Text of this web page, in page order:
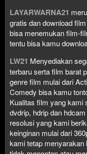
LAYARWARNA21
gratis dan download
bisa menemukan film-
tentu bisa kamu
LW21 Menyediakan
terbaru serta film barat
genre film mulai dari
Comedy bisa kamu
Kualitas film yang kami
dvdrip, hdrip dan
resolusi yang kami
keinginan mulai dari
kami tetap